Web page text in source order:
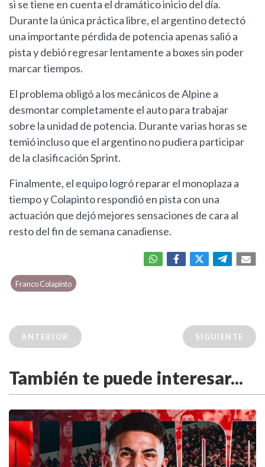
si se tiene en cuenta el dramático inicio del día.
Durante la única práctica libre, el argentino detectó
una importante pérdida de potencia apenas salió a
pista y debió regresar lentamente a boxes sin poder
marcar tiempos.
El problema obligó a los mecánicos de Alpine a
desmontar completamente el auto para trabajar
sobre la unidad de potencia. Durante varias horas se
temió incluso que el argentino no pudiera participar
de la clasificación Sprint.
Finalmente, el equipo logró reparar el monoplaza a
tiempo y Colapinto respondió en pista con una
actuación que dejó mejores sensaciones de cara al
resto del fin de semana canadiense.
Franco Colapinto
ANTERIOR SIGUIENTE
También te puede interesar...